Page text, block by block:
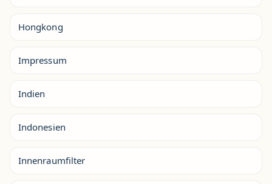
Hongkong
Impressum
Indien
Indonesien
Innenraumfilter